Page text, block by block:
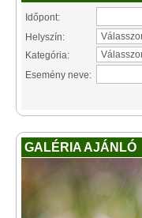
Időpont:
Helyszín:
Kategória:
Esemény neve:
GALÉRIA AJÁNLÓ